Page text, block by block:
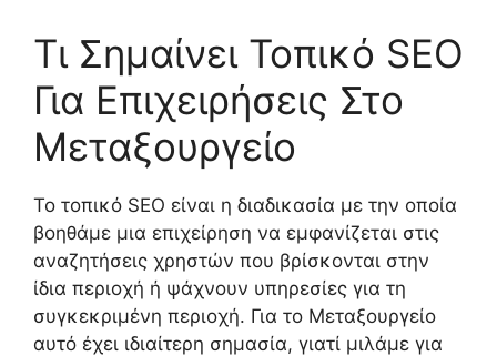
Τι Σημαίνει Τοπικό SEO
Για Επιχειρήσεις Στο
Μεταξουργείο
Το τοπικό SEO είναι η διαδικασία με την οποία
βοηθάμε μια επιχείρηση να εμφανίζεται στις
αναζητήσεις χρηστών που βρίσκονται στην
ίδια περιοχή ή ψάχνουν υπηρεσίες για τη
συγκεκριμένη περιοχή. Για το Μεταξουργείο
αυτό έχει ιδιαίτερη σημασία, γιατί μιλάμε για